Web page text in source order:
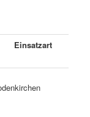
Einsatzart